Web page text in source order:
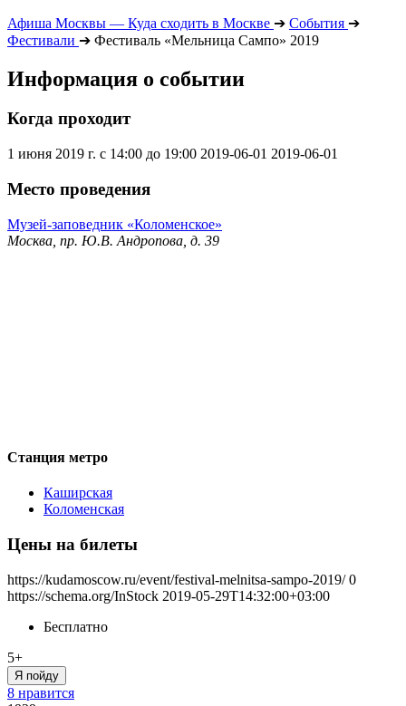
Афиша Москвы — Куда сходить в Москве ➔ События ➔
Фестивали ➔ Фестиваль «Мельница Сампо» 2019
Информация о событии
Когда проходит
1 июня 2019 г. с 14:00 до 19:00 2019-06-01 2019-06-01
Место проведения
Музей-заповедник «Коломенское»
Москва, пр. Ю.В. Андропова, д. 39
Станция метро
Каширская
Коломенская
Цены на билеты
https://kudamoscow.ru/event/festival-melnitsa-sampo-2019/ 0
https://schema.org/InStock 2019-05-29T14:32:00+03:00
Бесплатно
5+
Я пойду
8 нравится